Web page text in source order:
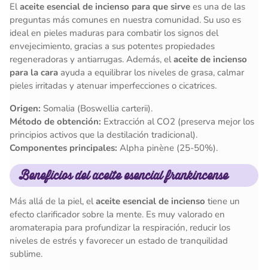
Elaceite esencial de incienso para que sirve es una de las
preguntas más comunes en nuestra comunidad. Su uso es
ideal en pieles maduras para combatir los signos del
envejecimiento, gracias a sus potentes propiedades
regeneradoras y antiarrugas. Además, elaceite de incienso
para la cara ayuda a equilibrar los niveles de grasa, calmar
pieles irritadas y atenuar imperfecciones o cicatrices.
Origen: Somalia (Boswellia carterii).
Método de obtención: Extracción al CO2 (preserva mejor los
principios activos que la destilación tradicional).
Componentes principales: Alpha pinène (25-50%).
Beneficios del aceite esencial frankincense
Más allá de la piel, elaceite esencial de incienso tiene un
efecto clarificador sobre la mente. Es muy valorado en
aromaterapia para profundizar la respiración, reducir los
niveles de estrés y favorecer un estado de tranquilidad
sublime.